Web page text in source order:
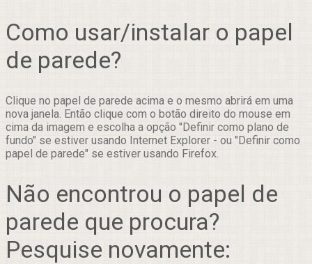
Como usar/instalar o papel
de parede?
Clique no papel de parede acima e o mesmo abrirá em uma
nova janela. Então clique com o botão direito do mouse em
cima da imagem e escolha a opção "Definir como plano de
fundo" se estiver usando Internet Explorer - ou "Definir como
papel de parede" se estiver usando Firefox.
Não encontrou o papel de
parede que procura?
Pesquise novamente: